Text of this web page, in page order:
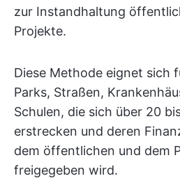
zur Instandhaltung
Projekte.
Diese Methode eignet sich
Parks, Straßen,
Schulen, die sich über 20
erstrecken und deren
dem öffentlichen und dem
freigegeben wird.